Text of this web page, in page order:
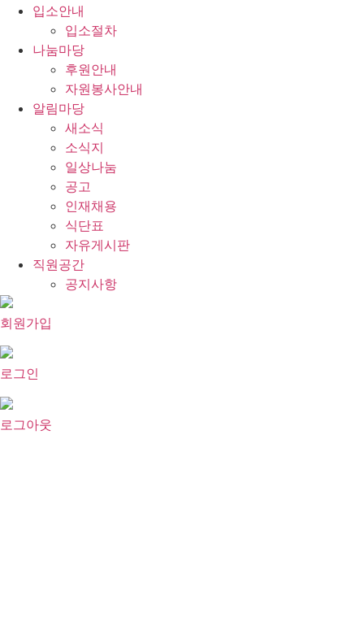
입소안내
입소절차
나눔마당
후원안내
자원봉사안내
알림마당
새소식
소식지
일상나눔
공고
인재채용
식단표
자유게시판
직원공간
공지사항
회원가입
로그인
로그아웃